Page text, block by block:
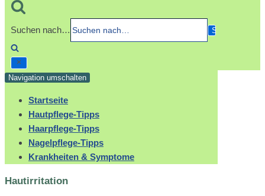
Suchen nach…
Navigation umschalten
Startseite
Hautpflege-Tipps
Haarpflege-Tipps
Nagelpflege-Tipps
Krankheiten & Symptome
Hautirritation